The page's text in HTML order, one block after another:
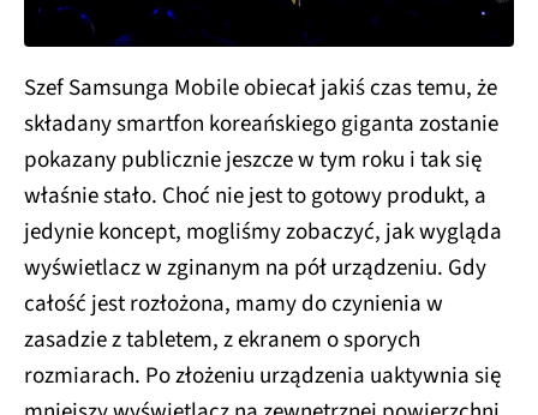
Szef Samsunga Mobile obiecał jakiś czas temu, że
składany smartfon koreańskiego giganta zostanie
pokazany publicznie jeszcze w tym roku i tak się
właśnie stało. Choć nie jest to gotowy produkt, a
jedynie koncept, mogliśmy zobaczyć, jak wygląda
wyświetlacz w zginanym na pół urządzeniu. Gdy
całość jest rozłożona, mamy do czynienia w
zasadzie z tabletem, z ekranem o sporych
rozmiarach. Po złożeniu urządzenia uaktywnia się